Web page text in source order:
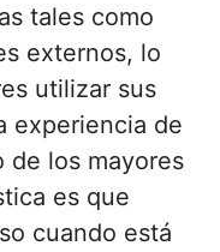
tales como
externos, lo
utilizar sus
experiencia de
de los mayores
es que
cuando está